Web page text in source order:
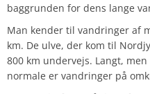
baggrunden for dens lange
Man kender til vandringer af
km. De ulve, der kom til
800 km undervejs. Langt,
normale er vandringer på